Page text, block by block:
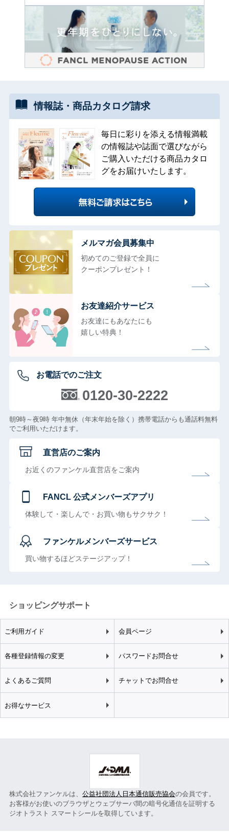
情報誌・ 商品カタログ請求
毎日に彩りを添える情報満載
の情報誌や誌面で選びながら
ご購入いただける商品カタロ
グをお届けいたします。
メルマガ会員募集中
初めてのご登録で全員に
クーポンプレゼント！
お友達紹介サービス
お友達にもあなたにも
嬉しい特典！
お電話でのご注文
0120-30-2222
朝9時～夜9時 年中無休（年末年始を除く）携帯電話からも通話料無料
でご利用いただけます。
直営店のご案内
お近くのファンケル直営店をご案内
FANCL 公式メンバーズアプリ
体験して・楽しんで・お買い物もサクサク！
ファンケルメンバーズサービス
買い物するほどステージアップ！
ショッピングサポート
ご利用ガイド 会員ページ
各種登録情報の変更 パスワードお問合せ
よくあるご質問 チャットでお問合せ
お得なサービス
株式会社ファンケルは、 公益社団法人日本通信販売協会の会員です。
お客様がお使いのブラウザとウェブサーバ間の暗号化通信を証明する
ジオトラスト スマートシールを取得しています。